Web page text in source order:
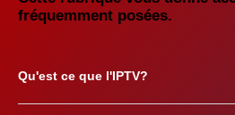
fréquemment posées.
Qu'est ce que l'IPTV?